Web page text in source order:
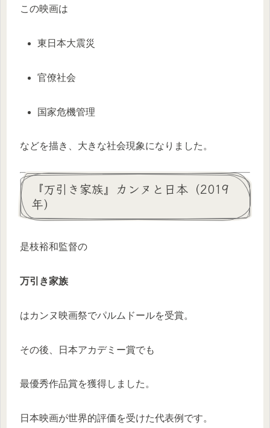
この映画は
東日本大震災
官僚社会
国家危機管理
などを描き、大きな社会現象になりました。
『万引き家族』カンヌと日本（2019
年）
是枝裕和監督の
万引き家族
はカンヌ映画祭でパルムドールを受賞。
その後、日本アカデミー賞でも
最優秀作品賞を獲得しました。
日本映画が世界的評価を受けた代表例です。